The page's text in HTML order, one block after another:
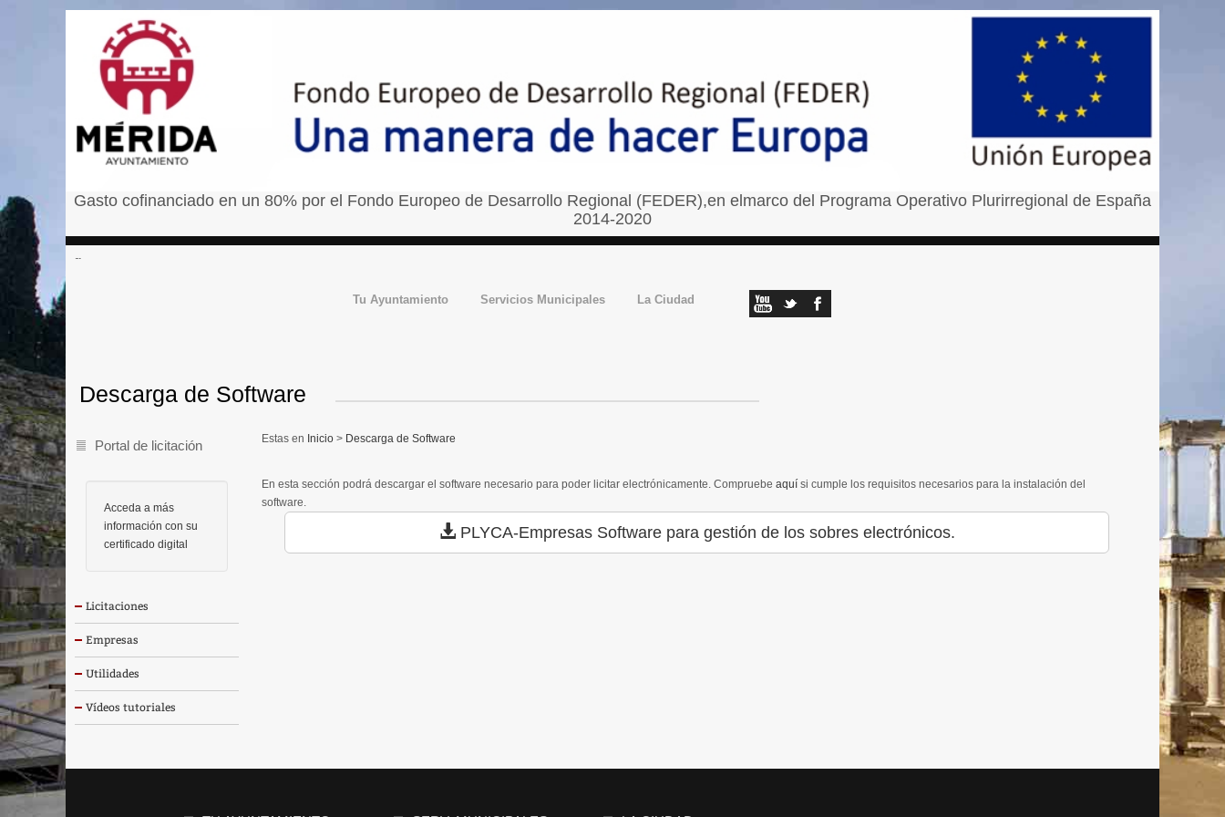
Gasto cofinanciado en un 80% por el Fondo Europeo de Desarrollo Regional (FEDER),en elmarco del Programa Operativo Plurirregional de España
2014-2020
Tu Ayuntamiento Servicios Municipales La Ciudad
Portal de licitación
Acceda a más
información con su
certificado digital
Licitaciones
Empresas
Utilidades
Vídeos tutoriales
Inicio > Descarga de Software
Descarga de Software
En esta sección podrá descargar el software necesario para poder licitar electrónicamente. Compruebe aquí si cumple los requisitos necesarios para la instalación del
software.
PLYCA-Empresas Software para gestión de los sobres electrónicos.